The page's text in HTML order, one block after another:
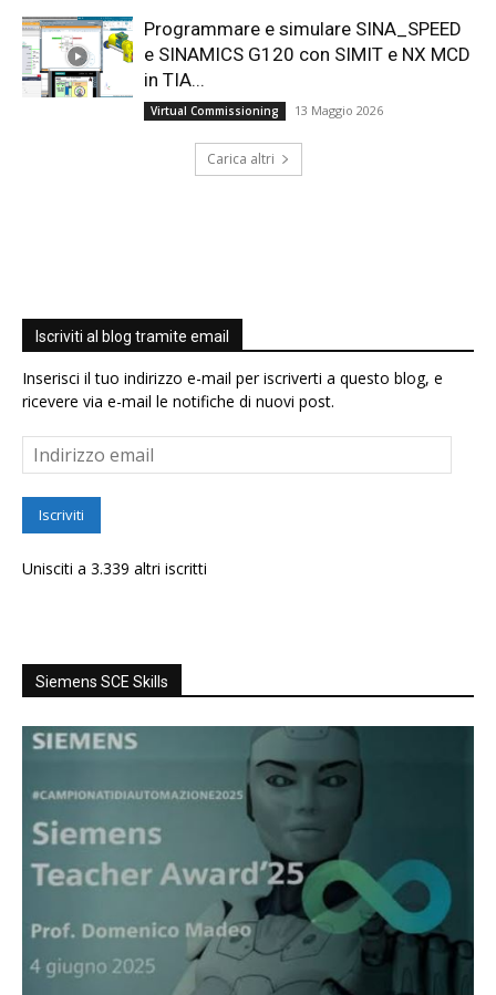
Programmare e simulare SINA_SPEED
e SINAMICS G120 con SIMIT e NX MCD
in TIA...
Virtual Commissioning 13 Maggio 2026
Carica altri
Iscriviti al blog tramite email
Inserisci il tuo indirizzo e-mail per iscriverti a questo blog, e
ricevere via e-mail le notifiche di nuovi post.
Indirizzo
email
Iscriviti
Unisciti a 3.339 altri iscritti
Siemens SCE Skills